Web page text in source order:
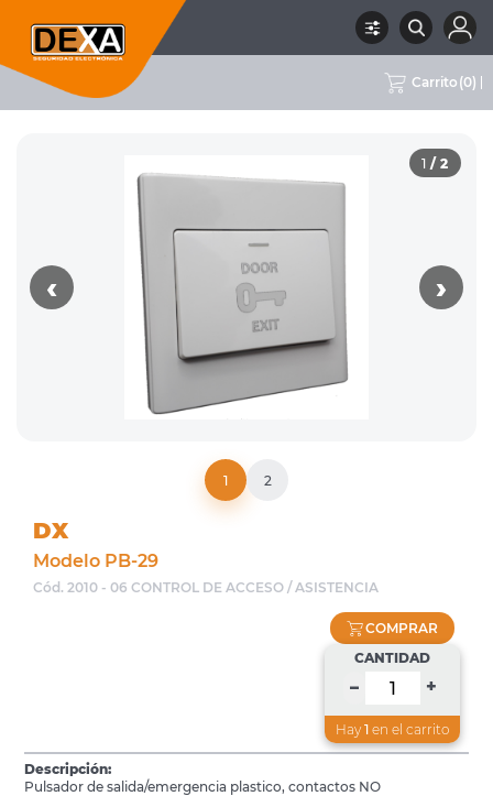
Carrito (0)
06 CONTROL DE
‹ ›
1 / 2
1 2
DX
Modelo PB-29
Cód. 2010 - 06 CONTROL DE ACCESO / ASISTENCIA
COMPRAR
CANTIDAD
– +
Hay 1 en el carrito
Descripción:
Pulsador de salida/emergencia plastico, contactos NO